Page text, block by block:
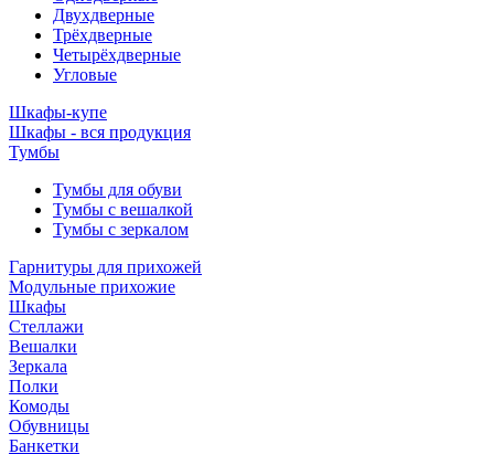
Двухдверные
Трёхдверные
Четырёхдверные
Угловые
Шкафы-купе
Шкафы - вся продукция
Тумбы
Тумбы для обуви
Тумбы с вешалкой
Тумбы с зеркалом
Гарнитуры для прихожей
Модульные прихожие
Шкафы
Стеллажи
Вешалки
Зеркала
Полки
Комоды
Обувницы
Банкетки